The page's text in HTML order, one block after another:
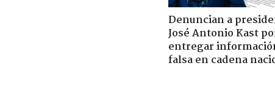
Denuncian a
José Antonio Kast
entregar
falsa en cadena